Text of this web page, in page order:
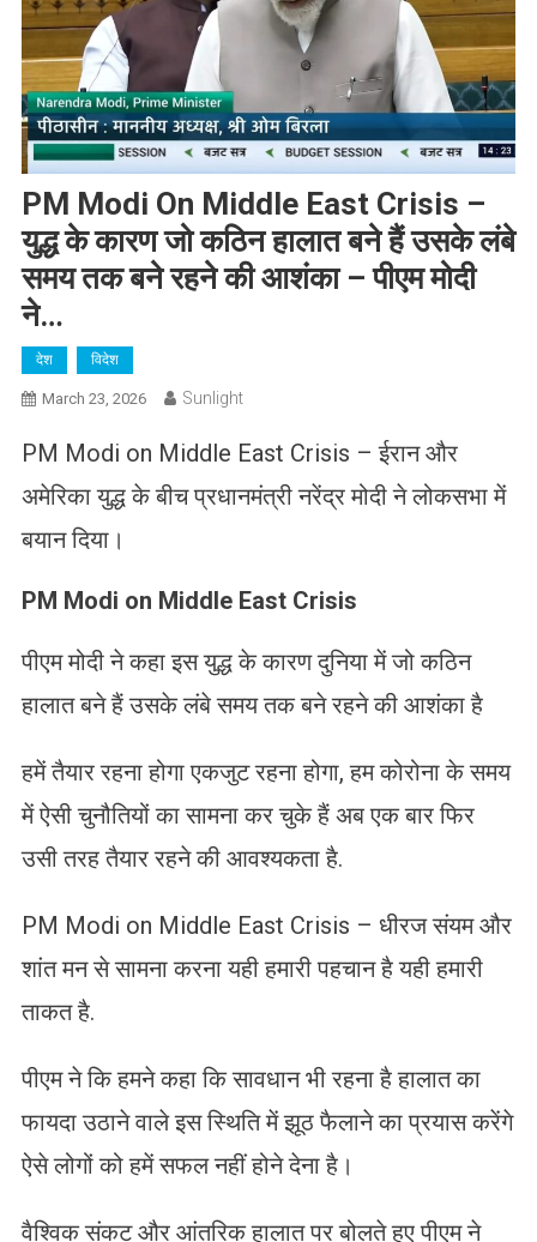
PM Modi On Middle East Crisis –
युद्ध के कारण जो कठिन हालात बने हैं उसके लंबे
समय तक बने रहने की आशंका – पीएम मोदी
ने…
देश विदेश
March 23, 2026 Sunlight
PM Modi on Middle East Crisis – ईरान और
अमेरिका युद्ध के बीच प्रधानमंत्री नरेंद्र मोदी ने लोकसभा में
बयान दिया।
PM Modi on Middle East Crisis
पीएम मोदी ने कहा इस युद्ध के कारण दुनिया में जो कठिन
हालात बने हैं उसके लंबे समय तक बने रहने की आशंका है
हमें तैयार रहना होगा एकजुट रहना होगा, हम कोरोना के समय
में ऐसी चुनौतियों का सामना कर चुके हैं अब एक बार फिर
उसी तरह तैयार रहने की आवश्यकता है.
PM Modi on Middle East Crisis – धीरज संयम और
शांत मन से सामना करना यही हमारी पहचान है यही हमारी
ताकत है.
पीएम ने कि हमने कहा कि सावधान भी रहना है हालात का
फायदा उठाने वाले इस स्थिति में झूठ फैलाने का प्रयास करेंगे
ऐसे लोगों को हमें सफल नहीं होने देना है।
वैश्विक संकट और आंतरिक हालात पर बोलते हुए पीएम ने